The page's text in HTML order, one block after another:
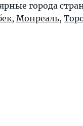
города
, Монреаль,